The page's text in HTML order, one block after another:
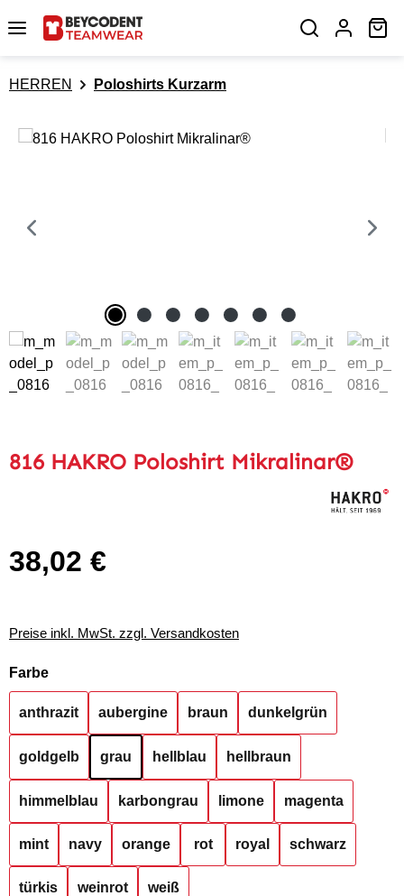
Zum Hauptinhalt springen
HERREN Poloshirts Kurzarm
Bildergalerie überspringen
816 HAKRO Poloshirt Mikralinar®
Regulärer Preis:
38,02 €
Preise inkl. MwSt. zzgl. Versandkosten
Farbeauswählen
anthrazit aubergine braun dunkelgrün
goldgelb grau hellblau hellbraun
himmelblau karbongrau limone magenta
mint navy orange rot royal schwarz
türkis weinrot weiß